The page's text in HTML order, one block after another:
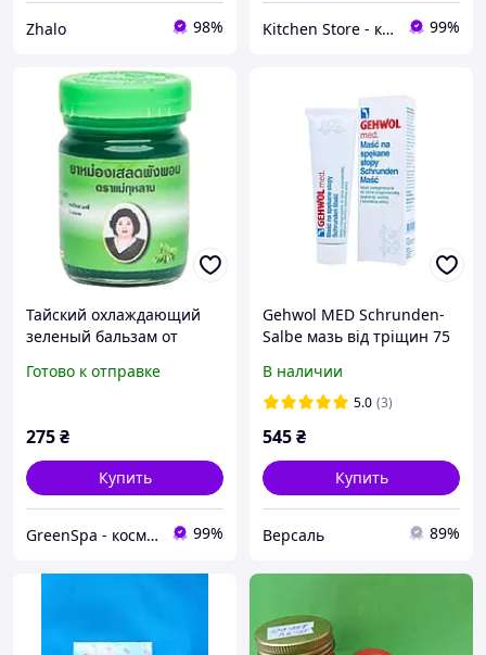
Zhalo 98% Kitchen Store - кухонные аксессуары 99%
Тайский охлаждающий
зеленый бальзам от
укусов насекомых Hamar
Готово к отправке
275₴
Купить
GreenSpa - косметика и товары для здоровья из Таиланда в Украине 99%
Gehwol MED Schrunden-
Salbe мазь від тріщин 75
В наличии
5.0 (3)
545₴
Купить
Версаль 89%